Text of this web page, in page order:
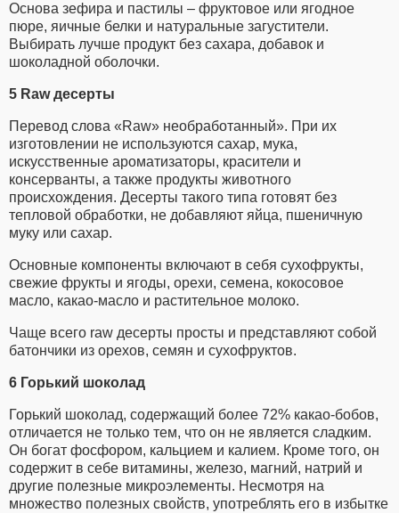
Основа зефира и пастилы – фруктовое или ягодное
пюре, яичные белки и натуральные загустители.
Выбирать лучше продукт без сахара, добавок и
шоколадной оболочки.
5 Raw десерты
Перевод слова «Raw» необработанный». При их
изготовлении не используются сахар, мука,
искусственные ароматизаторы, красители и
консерванты, а также продукты животного
происхождения. Десерты такого типа готовят без
тепловой обработки, не добавляют яйца, пшеничную
муку или сахар.
Основные компоненты включают в себя сухофрукты,
свежие фрукты и ягоды, орехи, семена, кокосовое
масло, какао-масло и растительное молоко.
Чаще всего raw десерты просты и представляют собой
батончики из орехов, семян и сухофруктов.
6 Горький шоколад
Горький шоколад, содержащий более 72% какао-бобов,
отличается не только тем, что он не является сладким.
Он богат фосфором, кальцием и калием. Кроме того, он
содержит в себе витамины, железо, магний, натрий и
другие полезные микроэлементы. Несмотря на
множество полезных свойств, употреблять его в избытке